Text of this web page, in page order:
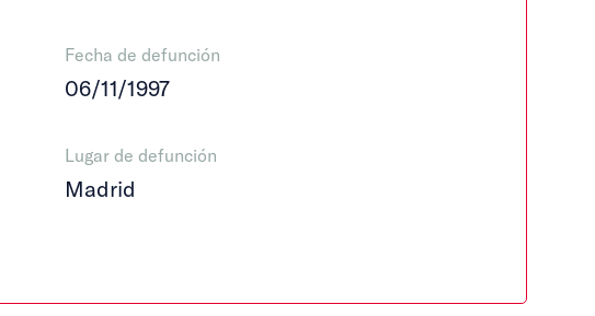
Fecha de defunción
06/11/1997
Lugar de defunción
Madrid